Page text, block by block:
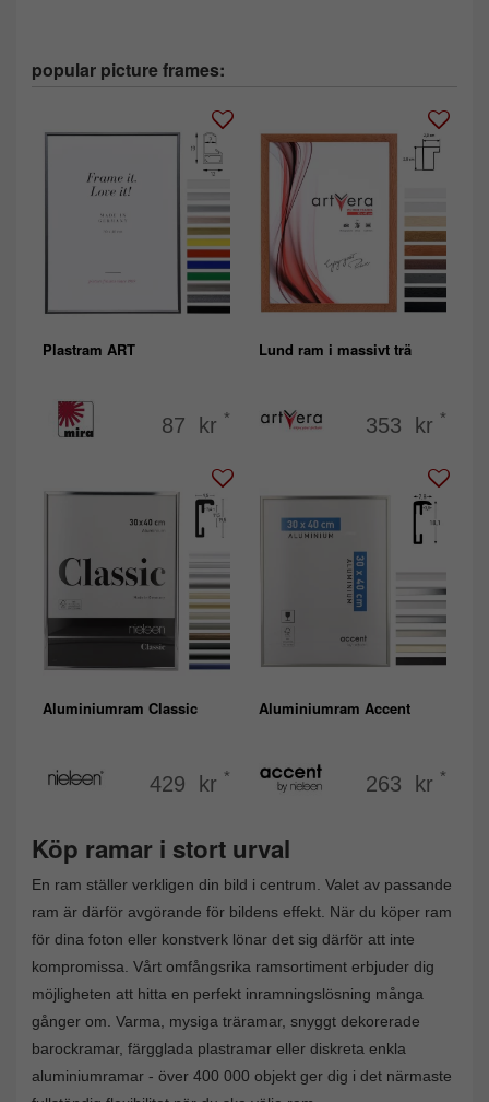
popular picture frames:
Plastram ART
87 kr *
Lund ram i massivt trä
353 kr *
Aluminiumram Classic
429 kr *
Aluminiumram Accent
263 kr *
Köp ramar i stort urval
En ram ställer verkligen din bild i centrum. Valet av passande
ram är därför avgörande för bildens effekt. När du köper ram
för dina foton eller konstverk lönar det sig därför att inte
kompromissa. Vårt omfångsrika ramsortiment erbjuder dig
möjligheten att hitta en perfekt inramningslösning många
gånger om. Varma, mysiga träramar, snyggt dekorerade
barockramar, färgglada plastramar eller diskreta enkla
aluminiumramar - över 400 000 objekt ger dig i det närmaste